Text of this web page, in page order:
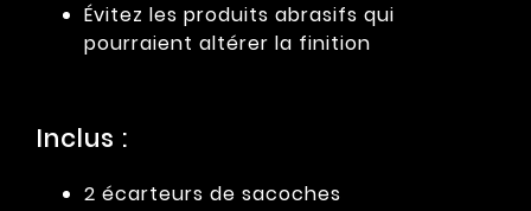
Évitez les produits abrasifs qui
pourraient altérer la finition
Inclus :
2 écarteurs de sacoches